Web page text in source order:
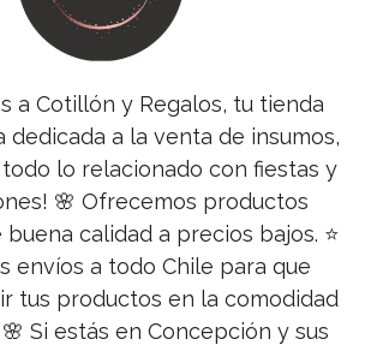
a Cotillón y Regalos, tu tienda
dedicada a la venta de insumos,
lo relacionado con fiestas y
🌸 Ofrecemos productos
calidad a precios bajos. ⭐
envíos a todo Chile para que
tus productos en la comodidad
Si estás en Concepción y sus